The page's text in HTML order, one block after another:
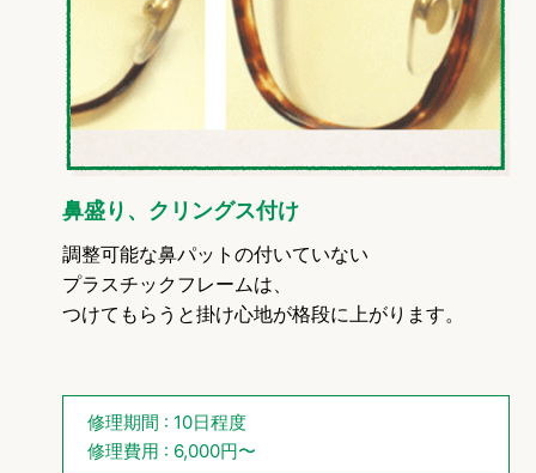
鼻盛り、クリングス付け
調整可能な鼻パットの付いていない
プラスチックフレームは、
つけてもらうと掛け心地が格段に上がります。
修理期間 : 10日程度
修理費用 : 6,000円〜